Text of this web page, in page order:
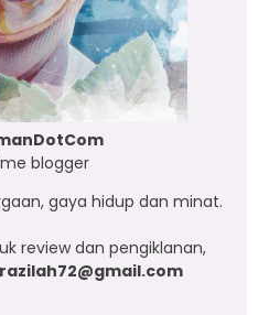
blogger
gaya hidup dan minat.
review dan pengiklanan,